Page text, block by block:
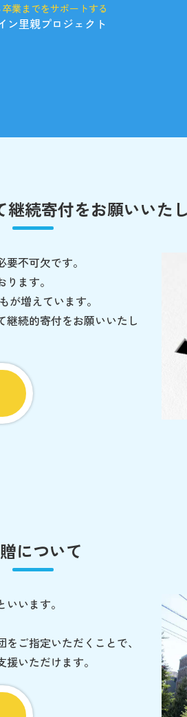
業までをサポートする
ン里親プロジェクト
継続寄付をお願いいた
不可欠です。
ます。
が増えています。
続的寄付をお願いいたし
について
います。
ご指定いただくことで、
いただけます。